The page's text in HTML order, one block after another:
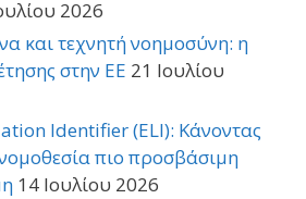
2026
και τεχνητή νοημοσύνη: η
στην ΕΕ 21 Ιουλίου
Identifier (ELI): Κάνοντας
πιο προσβάσιμη
14 Ιουλίου 2026